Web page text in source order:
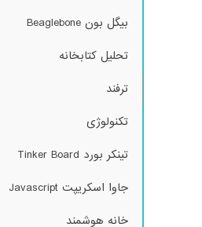
بیگل بون Beaglebone
تحلیل کتابخانه
ترفند
تکنولوژی
تینکر بورد Tinker Board
جاوا اسکریپت Javascript
خانه هوشمند